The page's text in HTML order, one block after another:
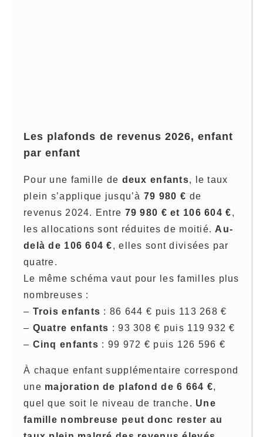
Les plafonds de revenus 2026, enfant
par enfant
Pour une famille de deux enfants, le taux
plein s’applique jusqu’à 79 980 € de
revenus 2024. Entre 79 980 € et 106 604 €,
les allocations sont réduites de moitié. Au-
delà de 106 604 €, elles sont divisées par
quatre.
Le même schéma vaut pour les familles plus
nombreuses :
– Trois enfants : 86 644 € puis 113 268 €
– Quatre enfants : 93 308 € puis 119 932 €
– Cinq enfants : 99 972 € puis 126 596 €
À chaque enfant supplémentaire correspond
une majoration de plafond de 6 664 €,
quel que soit le niveau de tranche. Une
famille nombreuse peut donc rester au